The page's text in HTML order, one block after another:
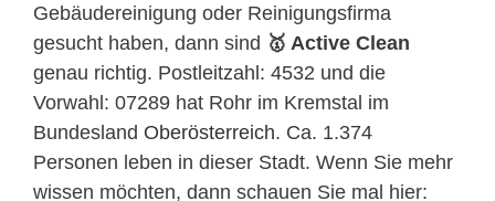
Gebäudereinigung oder Reinigungsfirma
gesucht haben, dann sind 🥇 Active Clean
genau richtig. Postleitzahl: 4532 und die
Vorwahl: 07289 hat Rohr im Kremstal im
Bundesland Oberösterreich. Ca. 1.374
Personen leben in dieser Stadt. Wenn Sie mehr
wissen möchten, dann schauen Sie mal hier: